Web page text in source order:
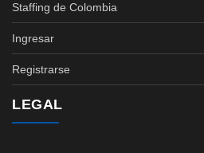
Staffing de Colombia
Ingresar
Registrarse
LEGAL